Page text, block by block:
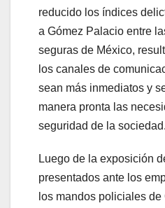
reducido los índices
a Gómez Palacio entre
seguras de México,
los canales de
sean más inmediatos y
manera pronta las
seguridad de la sociedad.
Luego de la exposición
presentados ante los
los mandos policiales